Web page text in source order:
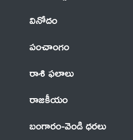
వినోదం
పంచాంగం
రాశి ఫలాలు
రాజకీయం
బంగారం-వెండి ధరలు